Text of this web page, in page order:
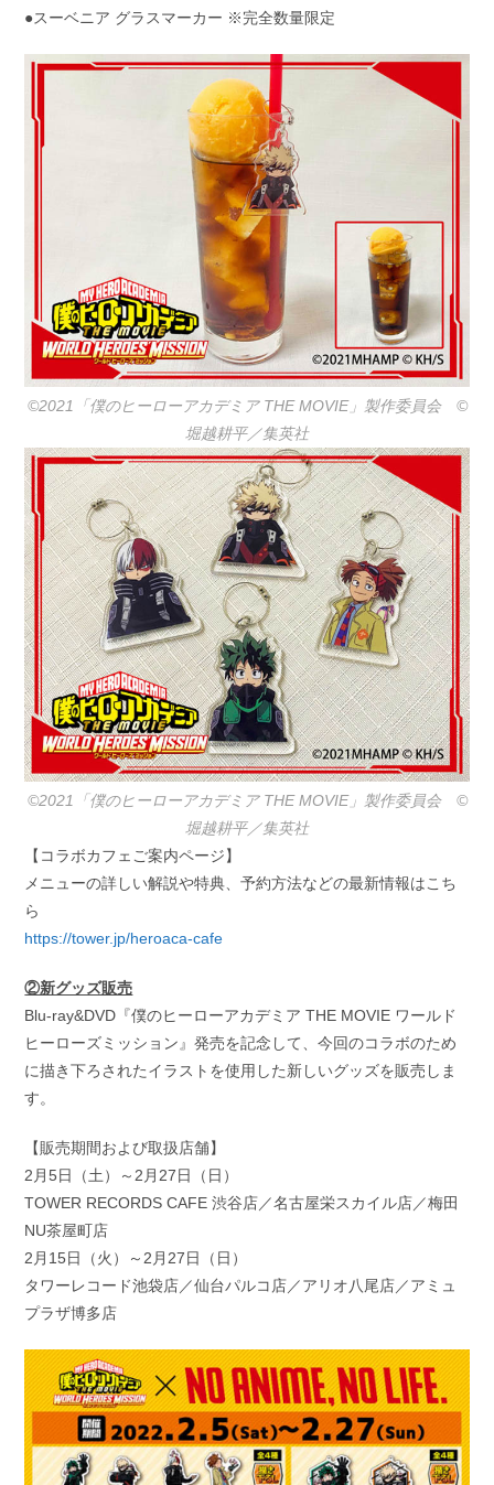
●スーベニア グラスマーカー ※完全数量限定
©2021「僕のヒーローアカデミア THE MOVIE」製作委員会 ©️
堀越耕平／集英社
©2021「僕のヒーローアカデミア THE MOVIE」製作委員会 ©️
堀越耕平／集英社
【コラボカフェご案内ページ】
メニューの詳しい解説や特典、予約方法などの最新情報はこち
ら
https://tower.jp/heroaca-cafe
②新グッズ販売
Blu-ray&DVD『僕のヒーローアカデミア THE MOVIE ワールド
ヒーローズミッション』発売を記念して、今回のコラボのため
に描き下ろされたイラストを使用した新しいグッズを販売しま
す。
【販売期間および取扱店舗】
2月5日（土）～2月27日（日）
TOWER RECORDS CAFE 渋谷店／名古屋栄スカイル店／梅田
NU茶屋町店
2月15日（火）～2月27日（日）
タワーレコード池袋店／仙台パルコ店／アリオ八尾店／アミュ
プラザ博多店